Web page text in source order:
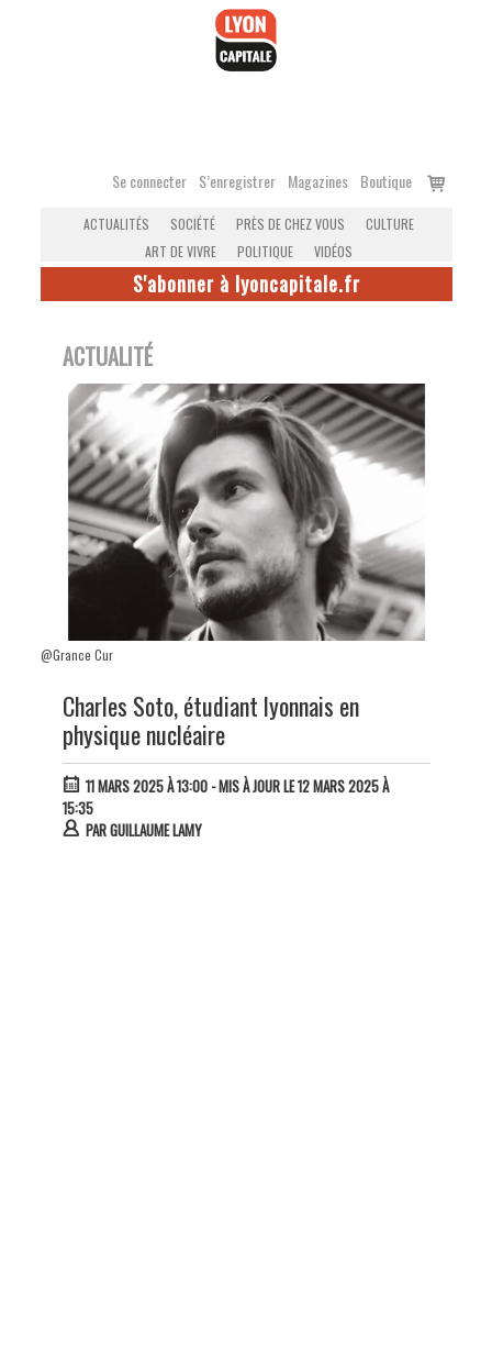
Se connecter S’enregistrer Magazines Boutique
Voir
ACTUALITÉS SOCIÉTÉ PRÈS DE CHEZ VOUS
CULTURE
ART DE VIVRE
POLITIQUE VIDÉOS
S'abonner à lyoncapitale.fr
ACTUALITÉ
@Grance Cur
Charles Soto, étudiant lyonnais en
physique nucléaire
11 MARS 2025 À 13:00- MIS À JOUR LE 12 MARS 2025 À
15:35
PARGUILLAUME LAMY